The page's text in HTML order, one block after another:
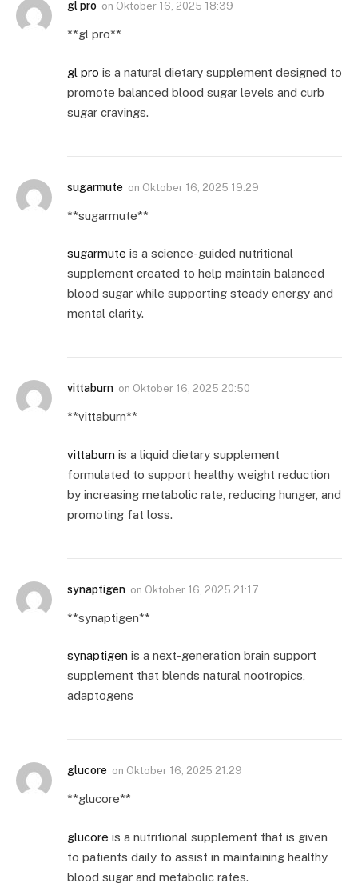
gl pro on Oktober 16, 2025 18:39
**gl pro**
gl pro is a natural dietary supplement designed to
promote balanced blood sugar levels and curb
sugar cravings.
sugarmute on Oktober 16, 2025 19:29
** sugarmute**
sugarmute is a science-guided nutritional
supplement created to help maintain balanced
blood sugar while supporting steady energy and
mental clarity.
vittaburn on Oktober 16, 2025 20:50
** vittaburn**
vittaburn is a liquid dietary supplement
formulated to support healthy weight reduction
by increasing metabolic rate, reducing hunger, and
promoting fat loss.
synaptigen on Oktober 16, 2025 21:17
**synaptigen**
synaptigen is a next-generation brain support
supplement that blends natural nootropics,
adaptogens
glucore on Oktober 16, 2025 21:29
**glucore**
glucore is a nutritional supplement that is given
to patients daily to assist in maintaining healthy
blood sugar and metabolic rates.